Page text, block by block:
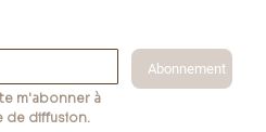
Abonnement
m'abonner à
de diffusion.